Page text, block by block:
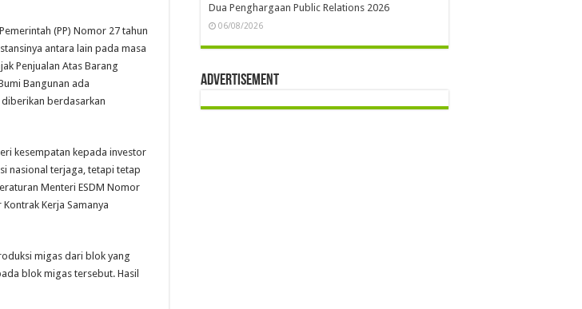
(PP) Nomor 27 tahun
antara lain pada masa
Penjualan Atas Barang
Bangunan ada
berdasarkan
kesempatan kepada investor
nasional terjaga, tetapi tetap
Menteri ESDM Nomor
Kerja Samanya
migas dari blok yang
blok migas tersebut. Hasil
Dua Penghargaan Public Relations 2026
06/08/2026
Advertisement